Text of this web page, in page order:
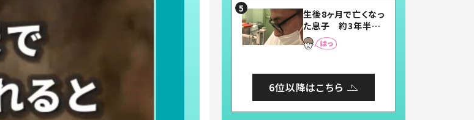
まらない」「幸せにな
れる」
生後8ヶ月で亡くなっ
た息子 約3年半
後、当時の妻の日記
に書いてあった本音
6位以降はこちら